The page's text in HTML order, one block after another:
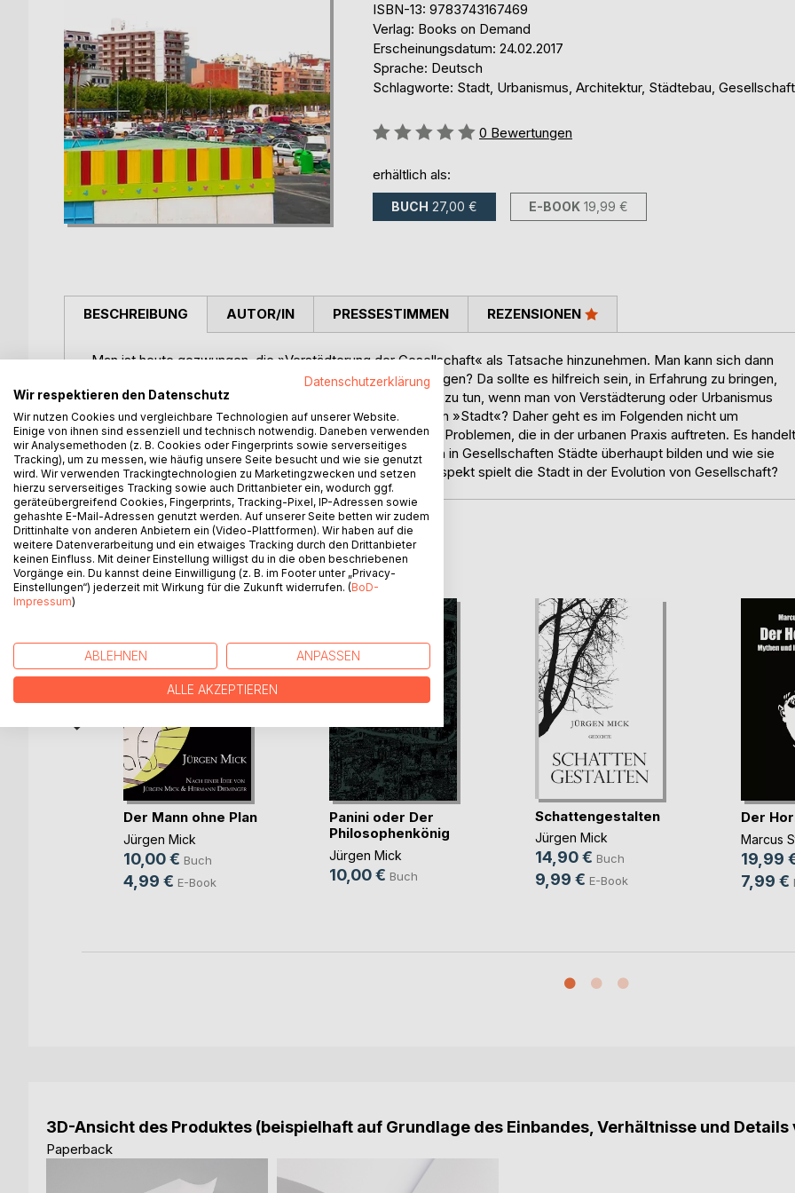
ISBN-13: 9783743167469
Verlag: Books on Demand
Erscheinungsdatum: 24.02.2017
Sprache: Deutsch
Schlagworte: Stadt, Urbanismus, Architektur, Städtebau, Gesellschaft
Bewertung::
0 Bewertungen
erhältlich als:
BUCH 27,00 € E-BOOK 19,99 €
BESCHREIBUNG
Man ist heute gezwungen, die »Verstädterung der Gesellschaft« als Tatsache hinzunehmen. Man kann sich dann
fragen, wie und mit welcher Strategie, will man sie bewältigen? Da sollte es hilfreich sein, in Erfahrung zu bringen,
wie funktioniert »die Stadt« eigentlich? Womit hat man es zu tun, wenn man von Verstädterung oder Urbanismus
spricht? Gibt es eine globale Gemeinsamkeit im Phänomen »Stadt«? Daher geht es im Folgenden nicht um
Strategien des Urbanismus, nicht um die Bewältigung von Problemen, die in der urbanen Praxis auftreten. Es handelt
sich vielmehr um den Versuch, zu verstehen, weshalb sich in Gesellschaften Städte überhaupt bilden und wie sie
sich scheinbar selbst generieren und erhalten. Welchen Aspekt spielt die Stadt in der Evolution von Gesellschaft?
AUTOR/IN PRESSESTIMMEN REZENSIONEN
WEITERE TITEL BEIBoD
Der Mann ohne Plan
Jürgen Mick
10,00 € Buch
4,99 € E-Book
Panini oder Der
Philosophenkönig
Jürgen Mick
10,00 € Buch
Schattengestalten
Jürgen Mick
14,90 € Buch
9,99 € E-Book
Der
Marcus
19,99
7,99 €
3D-Ansicht des Produktes (beispielhaft auf Grundlage des Einbandes, Verhältnisse und
Paperback
Datenschutzerklärung
Wir respektieren den Datenschutz
Wir nutzen Cookies und vergleichbare Technologien auf unserer Website.
Einige von ihnen sind essenziell und technisch notwendig. Daneben verwenden
wir Analysemethoden (z. B. Cookies oder Fingerprints sowie serverseitiges
Tracking), um zu messen, wie häufig unsere Seite besucht und wie sie genutzt
wird. Wir verwenden Trackingtechnologien zu Marketingzwecken und setzen
hierzu serverseitiges Tracking sowie auch Drittanbieter ein, wodurch ggf.
geräteübergreifend Cookies, Fingerprints, Tracking-Pixel, IP-Adressen sowie
gehashte E-Mail-Adressen genutzt werden. Auf unserer Seite betten wir zudem
Drittinhalte von anderen Anbietern ein (Video-Plattformen). Wir haben auf die
weitere Datenverarbeitung und ein etwaiges Tracking durch den Drittanbieter
keinen Einfluss. Mit deiner Einstellung willigst du in die oben beschriebenen
Vorgänge ein. Du kannst deine Einwilligung (z. B. im Footer unter „Privacy-
Einstellungen“) jederzeit mit Wirkung für die Zukunft widerrufen. (BoD-
Impressum)
ABLEHNEN ANPASSEN
ALLE AKZEPTIEREN